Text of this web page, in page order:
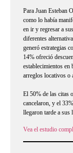
Para Juan Esteban
como lo había
en ir y regresar a
diferentes
generó estrategias
14% ofreció
establecimientos en
arreglos locativos o
El 50% de las citas
cancelaron, y el
llegaron tarde a sus
Vea el estudio